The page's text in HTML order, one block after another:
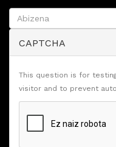
CAPTCHA
This question is for
visitor and to prevent